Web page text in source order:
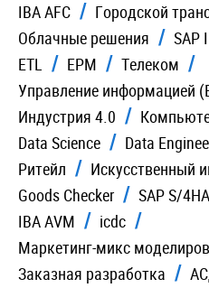
IBA AFC
Городской
Облачные решения
SAP
ETL
EPM
Телеком
Управление информацией
Индустрия 4.0
Data Science
Data
Ритейл
Искусственный
Goods Checker
SAP S/
IBA AVM
icdc
Маркетинг-микс
Заказная разработка